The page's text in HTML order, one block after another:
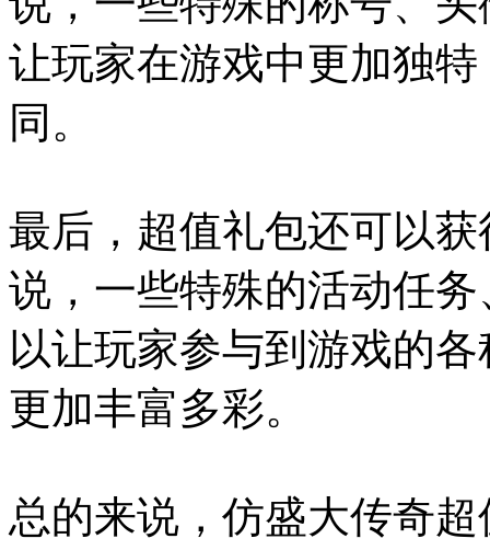
让玩家在游戏中更加独
同。
最后，超值礼包还可以
说，一些特殊的活动任
以让玩家参与到游戏的
更加丰富多彩。
总的来说，仿盛大传奇